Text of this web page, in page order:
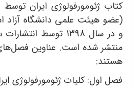
کتاب ژئومورفولوژی ایران
(عضو هیئت علمی دانشگاه آزاد
منتشر شده است. عناوین
هستند:
فصل اول: کلیات ژئومورفولوژی